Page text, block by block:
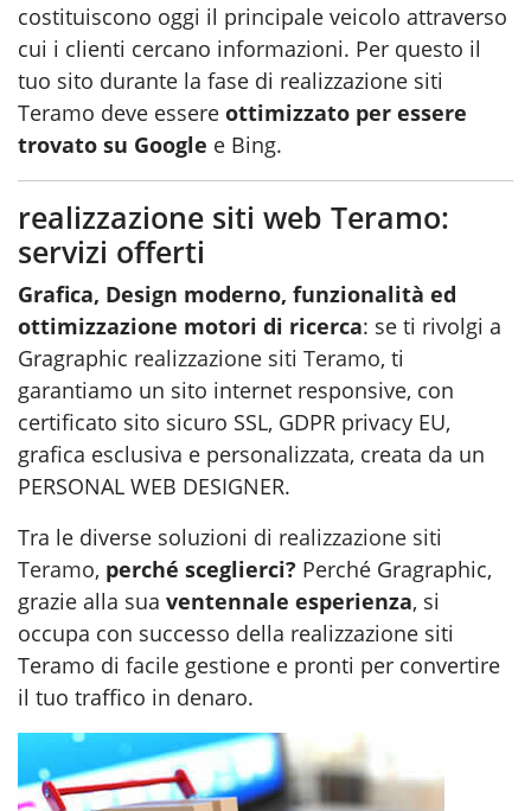
costituiscono oggi il principale veicolo attraverso
cui i clienti cercano informazioni. Per questo il
tuo sito durante la fase di realizzazione siti
Teramo deve essere ottimizzato per essere
trovato su Google e Bing.
realizzazione siti web Teramo:
servizi offerti
Grafica, Design moderno, funzionalità ed
ottimizzazione motori di ricerca: se ti rivolgi a
Gragraphic realizzazione siti Teramo, ti
garantiamo un sito internet responsive, con
certificato sito sicuro SSL, GDPR privacy EU,
grafica esclusiva e personalizzata, creata da un
PERSONAL WEB DESIGNER.
Tra le diverse soluzioni di realizzazione siti
Teramo, perché sceglierci? Perché Gragraphic,
grazie alla sua ventennale esperienza, si
occupa con successo della realizzazione siti
Teramo di facile gestione e pronti per convertire
il tuo traffico in denaro.